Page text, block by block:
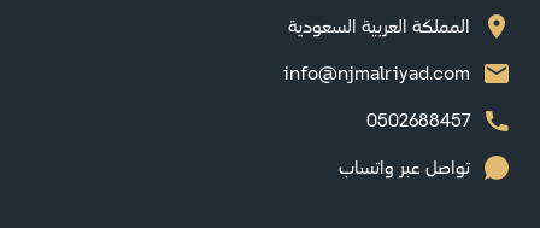
المملكة العربية السعودية
info@njmalriyad.com
0502688457
تواصل عبر واتساب